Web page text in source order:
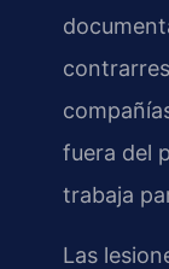
fuera del
trabaja
Las